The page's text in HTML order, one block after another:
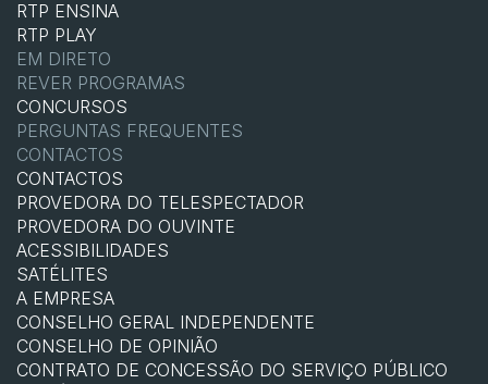
RTP ENSINA
RTP PLAY
EM DIRETO
REVER PROGRAMAS
CONCURSOS
PERGUNTAS FREQUENTES
CONTACTOS
CONTACTOS
PROVEDORA DO TELESPECTADOR
PROVEDORA DO OUVINTE
ACESSIBILIDADES
SATÉLITES
A EMPRESA
CONSELHO GERAL INDEPENDENTE
CONSELHO DE OPINIÃO
CONTRATO DE CONCESSÃO DO SERVIÇO PÚBLICO